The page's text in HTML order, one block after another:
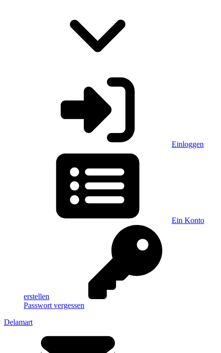
Einloggen
Ein Konto
erstellen
Passwort vergessen
Delamart